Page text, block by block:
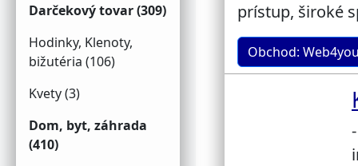
Darčekový tovar (309)
Hodinky, Klenoty,
bižutéria (106)
Kvety (3)
Dom, byt, záhrada
(410)
prístup, široké
Obchod: